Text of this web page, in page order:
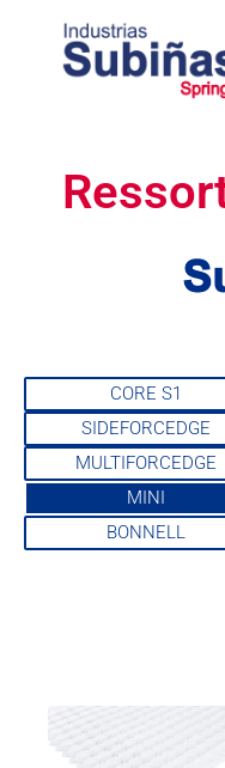
CORE S1
SIDEFORCEDGE
MULTIFORCEDGE
MINI
BONNELL